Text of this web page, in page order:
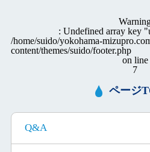
: Undefined array key
/home/suido/yokohama-
content/themes/suido/footer.php
on line
7
ページ
Q&A